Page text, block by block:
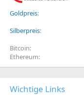
Goldpreis
Silberpreis
Bitcoin
Ethereum
Wichtige Links